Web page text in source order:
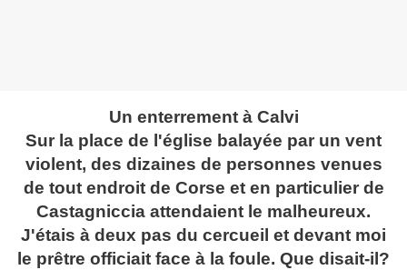
Un enterrement à Calvi
Sur la place de l'église balayée par un vent
violent, des dizaines de personnes venues
de tout endroit de Corse et en particulier de
Castagniccia attendaient le malheureux.
J'étais à deux pas du cercueil et devant moi
le prêtre officiait face à la foule. Que disait-il?